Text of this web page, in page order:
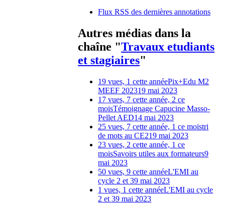
Flux RSS des dernières annotations
Autres médias dans la
chaîne "Travaux etudiants
et stagiaires"
19 vues, 1 cette annéePix+Edu M2
MEEF 202319 mai 2023
17 vues, 7 cette année, 2 ce
moisTémoignage Capucine Masso-
Pellet AED14 mai 2023
25 vues, 7 cette année, 1 ce moistri
de mots au CE219 mai 2023
23 vues, 2 cette année, 1 ce
moisSavoirs utiles aux formateurs9
mai 2023
50 vues, 9 cette annéeL'EMI au
cycle 2 et 39 mai 2023
1 vues, 1 cette annéeL'EMI au cycle
2 et 39 mai 2023